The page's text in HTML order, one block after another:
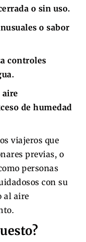
o sin uso.
o sabor
controles
aire
de humedad
viajeros que
previas, o
personas
con su
al aire